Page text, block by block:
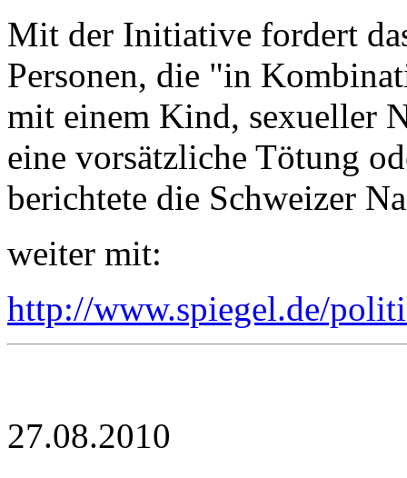
Mit der Initiative fordert
Personen, die "in
mit einem Kind, sexueller
eine vorsätzliche Tötung
berichtete die Schweizer
weiter mit:
http://www.spiegel.de/
27.08.2010